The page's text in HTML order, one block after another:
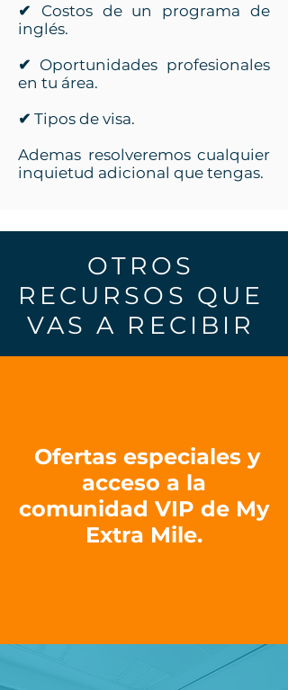
✔ Costos de un programa de
inglés.
✔ Oportunidades profesionales
en tu área.
✔ Tipos de visa.
Ademas resolveremos cualquier
inquietud adicional que tengas.
OTROS
RECURSOS QUE
VAS A RECIBIR
Ofertas especiales y
acceso a la
comunidad VIP de My
Extra Mile.